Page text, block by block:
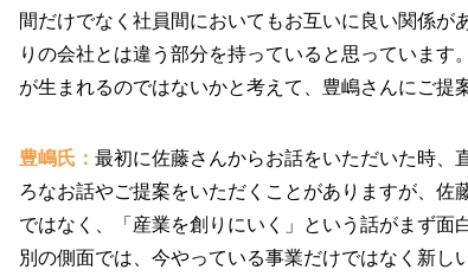
間だけでなく社員間においてもお互いに良い関係が
りの会社とは違う部分を持っていると思っていま
が生まれるのではないかと考えて、豊嶋さんにご提
豊嶋氏： 最初に佐藤さんからお話をいただいた時、
ろなお話やご提案をいただくことがありますが、
ではなく、「産業を創りにいく」という話がまず面
別の側面では、今やっている事業だけではなく新